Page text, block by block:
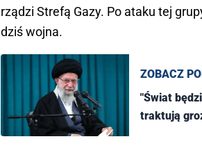
rządzi Strefą Gazy. Po ataku tej
dziś wojna.
ZOBACZ
"Świat
traktują